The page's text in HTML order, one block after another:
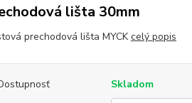
lišta 30mm
prechodová lišta MYCKcelý popis
Skladom